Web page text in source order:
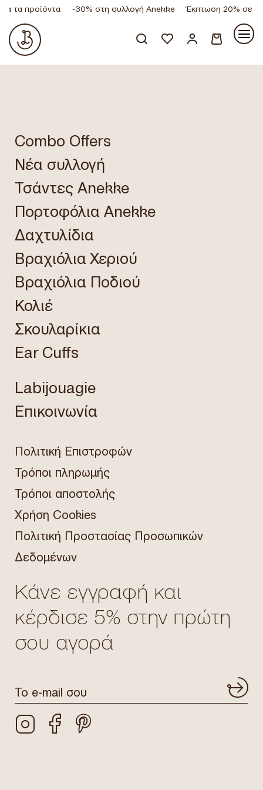
τα προϊόντα -30% στη συλλογή Anekke Έκπτωση 20% σε
Combo Offers
Νέα συλλογή
Τσάντες Anekke
Πορτοφόλια Anekke
Δαχτυλίδια
Βραχιόλια Χεριού
Βραχιόλια Ποδιού
Κολιέ
Σκουλαρίκια
Ear Cuffs
Labijouagie
Επικοινωνία
Πολιτική Επιστροφών
Τρόποι πληρωμής
Τρόποι αποστολής
Χρήση Cookies
Πολιτική Προστασίας Προσωπικών
Δεδομένων
Κάνε εγγραφή και
κέρδισε 5% στην πρώτη
σου αγορά